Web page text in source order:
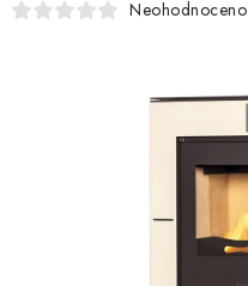
Neohodnoceno